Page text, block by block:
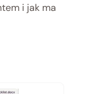
i jak ma